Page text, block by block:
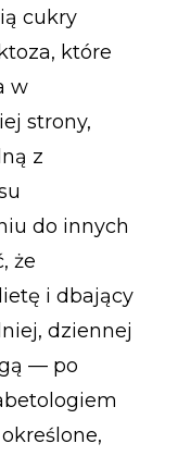
cukry
które
w
strony,
z
do innych
że
i dbający
dziennej
— po